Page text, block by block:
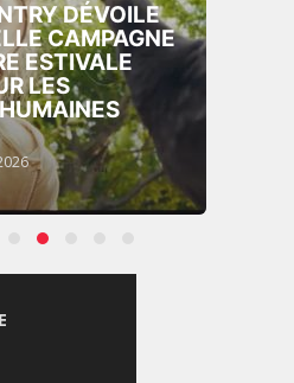
DÉVOILE
CAMPAGNE
ESTIVALE
LES